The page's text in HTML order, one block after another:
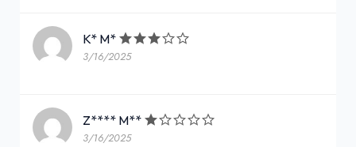
K* M*
3/16/2025
Z**** M**
3/16/2025